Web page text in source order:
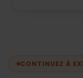
eSIMFOX est
CONTINUEZ À